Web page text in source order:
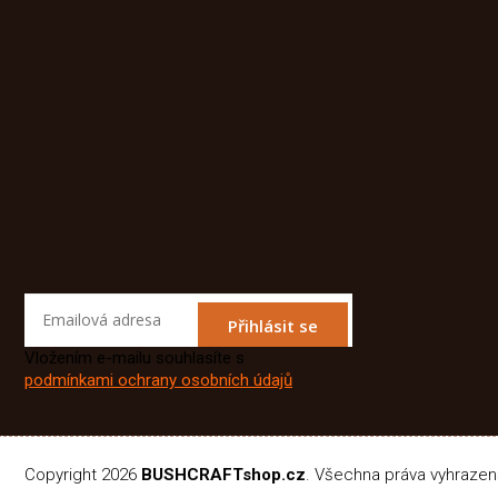
Přihlásit se
Vložením e-mailu souhlasíte s
podmínkami ochrany osobních údajů
Copyright 2026 BUSHCRAFTshop.cz. Všechna práva